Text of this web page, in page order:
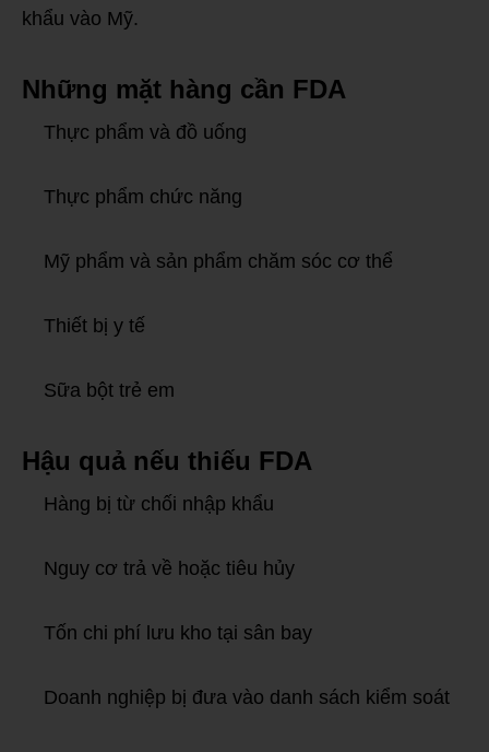
khẩu vào Mỹ.
Những mặt hàng cần FDA
Thực phẩm và đồ uống
Thực phẩm chức năng
Mỹ phẩm và sản phẩm chăm sóc cơ thể
Thiết bị y tế
Sữa bột trẻ em
Hậu quả nếu thiếu FDA
Hàng bị từ chối nhập khẩu
Nguy cơ trả về hoặc tiêu hủy
Tốn chi phí lưu kho tại sân bay
Doanh nghiệp bị đưa vào danh sách kiểm soát